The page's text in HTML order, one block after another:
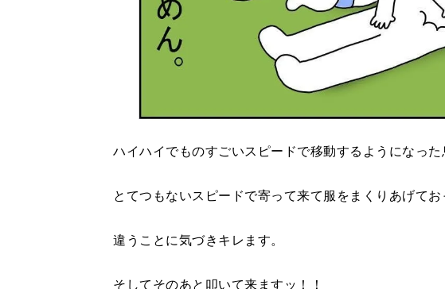
ハイハイでものすごいスピードで移動するようになった
とてつもないスピードで寄って来て服をまくりあげてお
違うことに気づきキレます。
そしてそのあと叩いて来ますッ！！